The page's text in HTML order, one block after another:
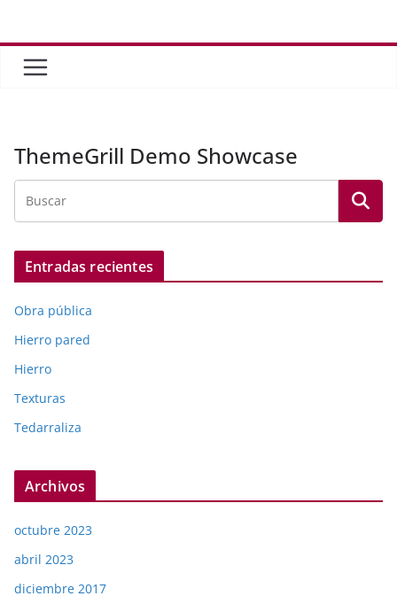
contenido
ThemeGrill Demo Showcase
Entradas recientes
Obra pública
Hierro pared
Hierro
Texturas
Tedarraliza
Archivos
octubre 2023
abril 2023
diciembre 2017